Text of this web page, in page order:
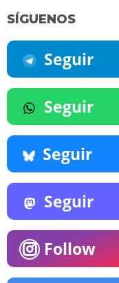
SÍGUENOS
Seguir
Seguir
Seguir
Seguir
Follow